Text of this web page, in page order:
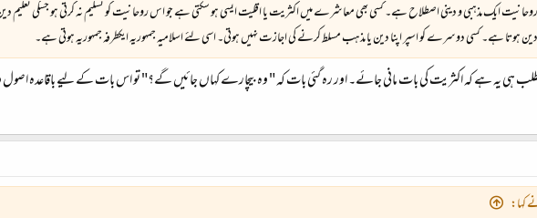
ایک مذہبی و دینی اصطلاح ہے۔ کسی بھی معاشرے میں اکثریت یا اقلیت ایسی ہو سکتی ہے جو اس روحانیت کو تسلیم نہ کرتی ہو جسکی
ہوتا ہے۔ کسی دوسرے کو اسپر اپنا دین یا مذہب مسلط کرنے کی اجازت نہیں ہوتی۔ اسی لئے اسلامیہ جمہوریہ ایکطرفہ جمہوریہ ہوتی ہے۔
ہی یہ ہے کہ اکثریت کی بات مانی جائے۔ اور رہ گئی بات کہ " وہ بیچارے کہاں جائیں گے؟" تو اس بات کے لیے باقاعدہ
کہا: